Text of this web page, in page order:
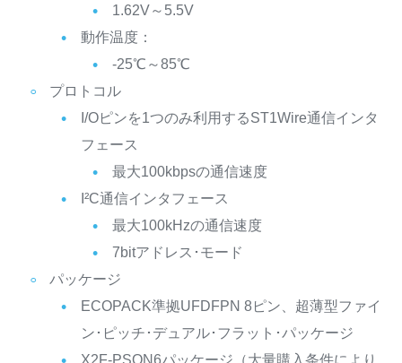
1.62V～5.5V
動作温度：
-25℃～85℃
プロトコル
I/Oピンを1つのみ利用するST1Wire通信インタ
フェース
最大100kbpsの通信速度
I²C通信インタフェース
最大100kHzの通信速度
7bitアドレス･モード
パッケージ
ECOPACK準拠UFDFPN 8ピン、超薄型ファイ
ン･ピッチ･デュアル･フラット･パッケージ
X2F-PSON6パッケージ（大量購入条件により